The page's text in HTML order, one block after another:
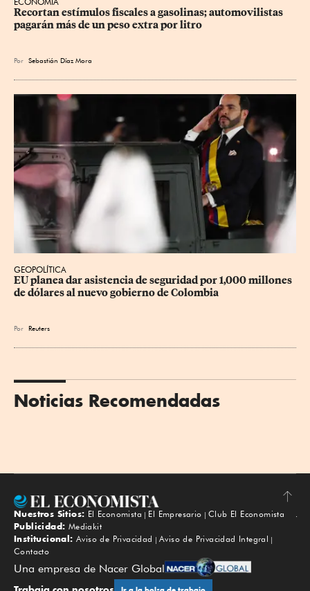
Recortan estímulos fiscales a gasolinas; automovilistas
pagarán más de un peso extra por litro
Por Sebastián Díaz Mora
GEOPOLÍTICA
EU planea dar asistencia de seguridad por 1,000 millones
de dólares al nuevo gobierno de Colombia
Por Reuters
Noticias Recomendadas
Subir
Nuestros Sitios: El Economista El Empresario
Club El Economista
Publicidad: Mediakit
Institucional: Aviso de Privacidad
Aviso de Privacidad Integral
Contacto
Una empresa de Nacer Global